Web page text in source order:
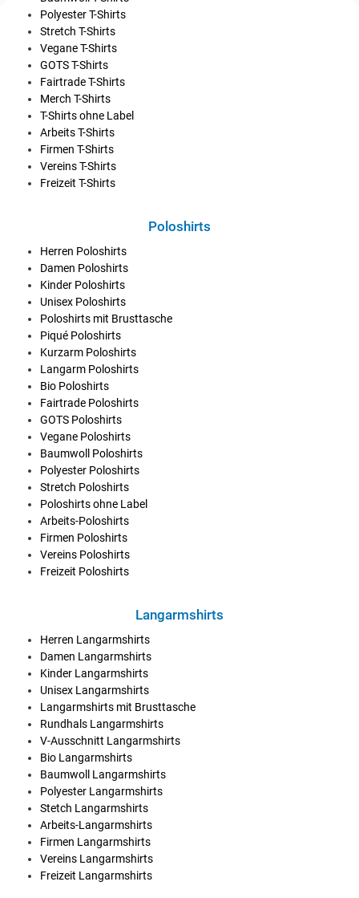
Polyester T-Shirts
Stretch T-Shirts
Vegane T-Shirts
GOTS T-Shirts
Fairtrade T-Shirts
Merch T-Shirts
T-Shirts ohne Label
Arbeits T-Shirts
Firmen T-Shirts
Vereins T-Shirts
Freizeit T-Shirts
Poloshirts
Herren Poloshirts
Damen Poloshirts
Kinder Poloshirts
Unisex Poloshirts
Poloshirts mit Brusttasche
Piqué Poloshirts
Kurzarm Poloshirts
Langarm Poloshirts
Bio Poloshirts
Fairtrade Poloshirts
GOTS Poloshirts
Vegane Poloshirts
Baumwoll Poloshirts
Polyester Poloshirts
Stretch Poloshirts
Poloshirts ohne Label
Arbeits-Poloshirts
Firmen Poloshirts
Vereins Poloshirts
Freizeit Poloshirts
Langarmshirts
Herren Langarmshirts
Damen Langarmshirts
Kinder Langarmshirts
Unisex Langarmshirts
Langarmshirts mit Brusttasche
Rundhals Langarmshirts
V-Ausschnitt Langarmshirts
Bio Langarmshirts
Baumwoll Langarmshirts
Polyester Langarmshirts
Stetch Langarmshirts
Arbeits-Langarmshirts
Firmen Langarmshirts
Vereins Langarmshirts
Freizeit Langarmshirts